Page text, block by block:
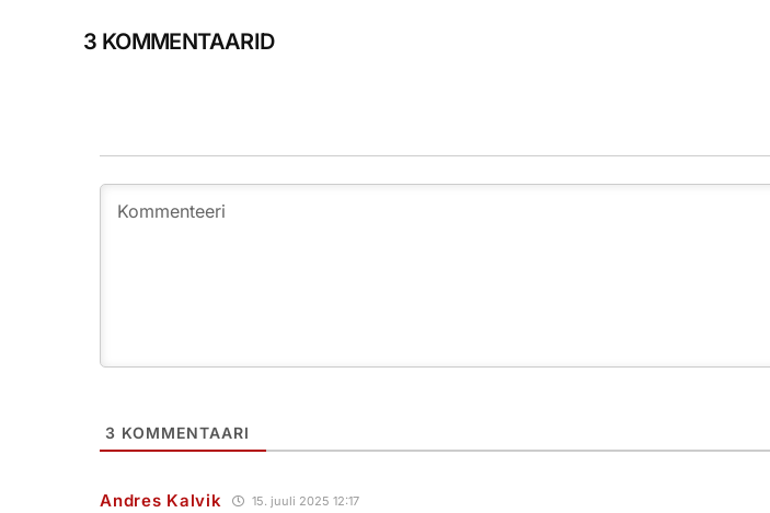
3 KOMMENTAARID
3 KOMMENTAARI
Andres Kalvik 15. juuli 2025 12:17